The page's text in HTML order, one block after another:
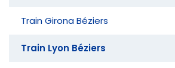
Train Girona Béziers
Train Lyon Béziers